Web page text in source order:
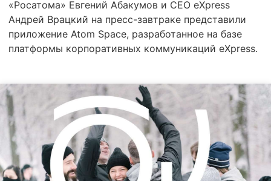
«Росатома» Евгений Абакумов и CEO eXpress
Андрей Врацкий на пресс-завтраке представили
приложение Atom Space, разработанное на базе
платформы корпоративных коммуникаций eXpress.